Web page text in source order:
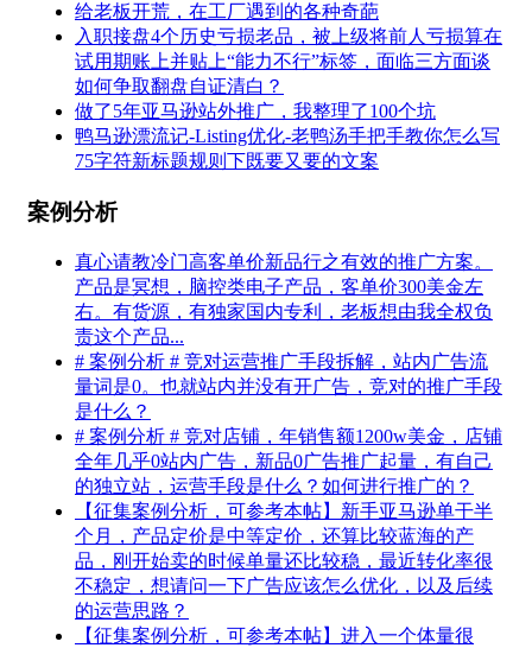
给老板开荒，在工厂遇到的各种奇葩
入职接盘4个历史亏损老品，被上级将前人亏损算在
试用期账上并贴上“能力不行”标签，面临三方面谈
如何争取翻盘自证清白？
做了5年亚马逊站外推广，我整理了100个坑
鸭马逊漂流记-Listing优化-老鸭汤手把手教你怎么写
75字符新标题规则下既要又要的文案
案例分析
真心请教冷门高客单价新品行之有效的推广方案。
产品是冥想，脑控类电子产品，客单价300美金左
右。有货源，有独家国内专利，老板想由我全权负
责这个产品...
# 案例分析 # 竞对运营推广手段拆解，站内广告流
量词是0。也就站内并没有开广告，竞对的推广手段
是什么？
# 案例分析 # 竞对店铺，年销售额1200w美金，店铺
全年几乎0站内广告，新品0广告推广起量，有自己
的独立站，运营手段是什么？如何进行推广的？
【征集案例分析，可参考本帖】新手亚马逊单干半
个月，产品定价是中等定价，还算比较蓝海的产
品，刚开始卖的时候单量还比较稳，最近转化率很
不稳定，想请问一下广告应该怎么优化，以及后续
的运营思路？
【征集案例分析，可参考本帖】进入一个体量很